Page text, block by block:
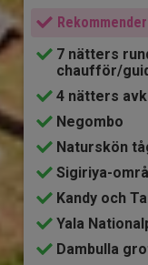
7 nätters
chaufför/
4 nätters
Negombo
Naturskön
Sigiriya-
Kandy och
Yala
Dambulla